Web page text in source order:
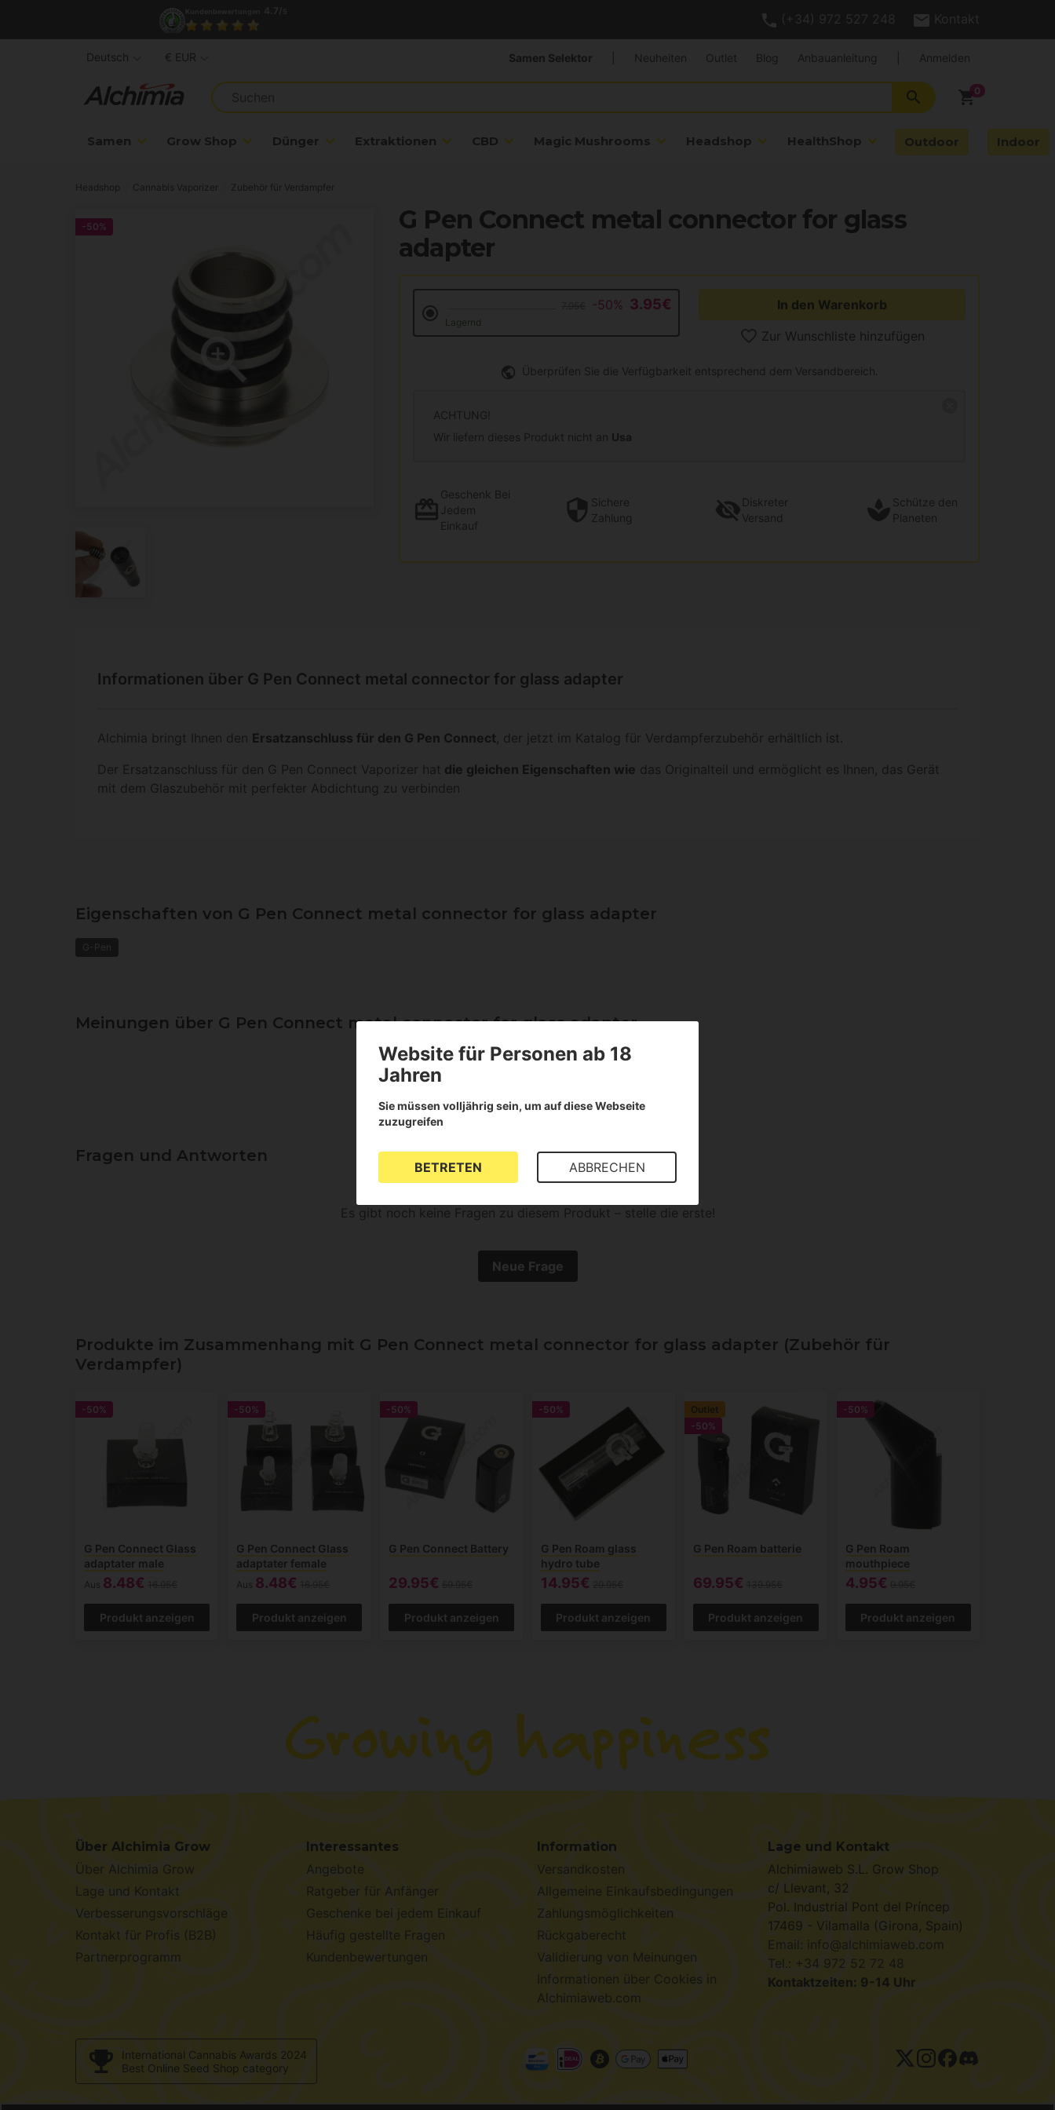
(+34) 972 527 248 Kontakt
shopping_cart
search
Samen Grow Shop Dünger Extraktionen CBD Magic Mushrooms Headshop HealthShop Outdoor Indoor
Samen Selektor Neuheiten Outlet Blog Anbauanleitung Anmelden
Deutsch € EUR
Headshop Cannabis Vaporizer Zubehör für Verdampfer
G Pen Connect metal connector for glass
adapter
-50%
-50% 3.95€
Lagernd
In den Warenkorb
Zur Wunschliste hinzufügen
Überprüfen Sie die Verfügbarkeit entsprechend dem Versandbereich.
ACHTUNG!
Wir liefern dieses Produkt nicht an Usa
Geschenk Bei
Jedem
Einkauf
Sichere
Zahlung
Diskreter
Versand
Schütze den
Planeten
Informationen über G Pen Connect metal connector for glass adapter
Alchimia bringt Ihnen den Ersatzanschluss für den G Pen Connect , der jetzt im Katalog für Verdampferzubehör erhältlich ist.
Der Ersatzanschluss für den G Pen Connect Vaporizer hat die gleichen Eigenschaften wie das Originalteil und ermöglicht es Ihnen, das Gerät
mit dem Glaszubehör mit perfekter Abdichtung zu verbinden
Eigenschaften von G Pen Connect metal connector for glass adapter
G-Pen
Meinungen über G Pen Connect metal connector for glass adapter
Fragen und Antworten
Es gibt noch keine Fragen zu diesem Produkt – stelle die erste!
Neue Frage
Produkte im Zusammenhang mit G Pen Connect metal connector for glass adapter (Zubehör für
Verdampfer)
-50%
G Pen Connect Glass
adaptater male
Aus 8.48€
Produkt anzeigen
-50%
G Pen Connect Glass
adaptater female
Aus 8.48€
Produkt anzeigen
-50%
G Pen Connect Battery
29.95€
Produkt anzeigen
-50%
G Pen Roam glass
hydro tube
14.95€
Produkt anzeigen
Outlet
-50%
G Pen Roam batterie
69.95€
Produkt anzeigen
-50%
G Pen Roam
mouthpiece
4.95€
Produkt anzeigen
Über Alchimia Grow
Über Alchimia Grow
Lage und Kontakt
Verbesserungsvorschläge
Kontakt für Profis (B2B)
Partnerprogramm
Interessantes
Angebote
Ratgeber für Anfänger
Geschenke bei jedem Einkauf
Häufig gestellte Fragen
Kundenbewertungen
Information
Versandkosten
Allgemeine Einkaufsbedingungen
Zahlungsmöglichkeiten
Rückgaberecht
Validierung von Meinungen
Informationen über Cookies in
Alchimiaweb.com
Lage und Kontakt
Alchimiaweb S.L. Grow Shop
c/ Llevant, 32
Pol. Industrial Pont del Príncep
17469 - Vilamalla (Girona, Spain)
Email: info@alchimiaweb.com
Tel.: +34 972 52 72 48
Kontaktzeiten: 9-14 Uhr
International Cannabis Awards 2024
Best Online Seed Shop category
Website für Personen ab 18
Jahren
Sie müssen volljährig sein, um auf diese Webseite
zuzugreifen
BETRETEN ABBRECHEN